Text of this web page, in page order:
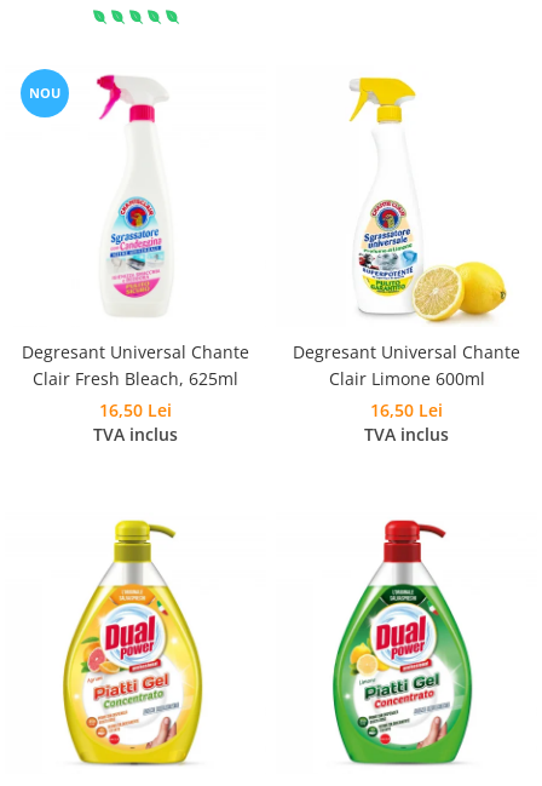
NOU
Degresant Universal Chante
Clair Fresh Bleach, 625ml
16,50 Lei
TVA inclus
Degresant Universal Chante
Clair Limone 600ml
16,50 Lei
TVA inclus